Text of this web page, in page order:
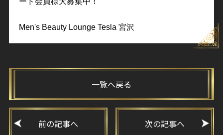
Men's Beauty Lounge Tesla 宮沢
前の記事へ
一覧へ戻る
次の記事へ